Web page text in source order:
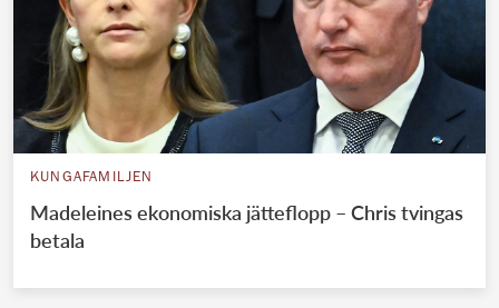
KUNGAFAMILJEN
Madeleines ekonomiska jätteflopp – Chris tvingas
betala